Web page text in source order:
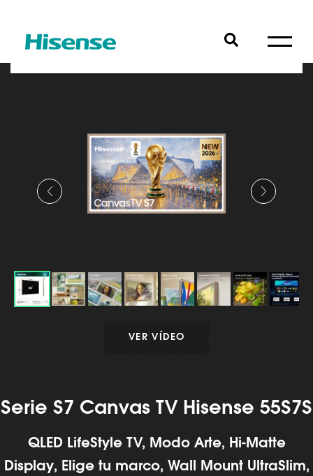
Serie S7 Canvas TV Hisense 55S7S
QLED LifeStyle TV, Modo Arte, Hi-Matte
Display, Elige tu marco, Wall Mount UltraSlim,
VER VÍDEO